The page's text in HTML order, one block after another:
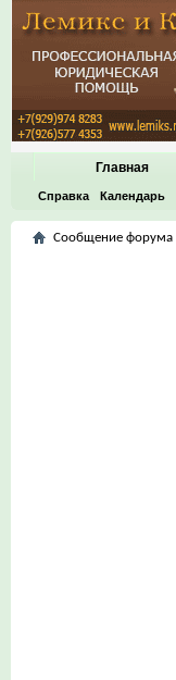
Главная
Справка Календарь
Сообщение форума